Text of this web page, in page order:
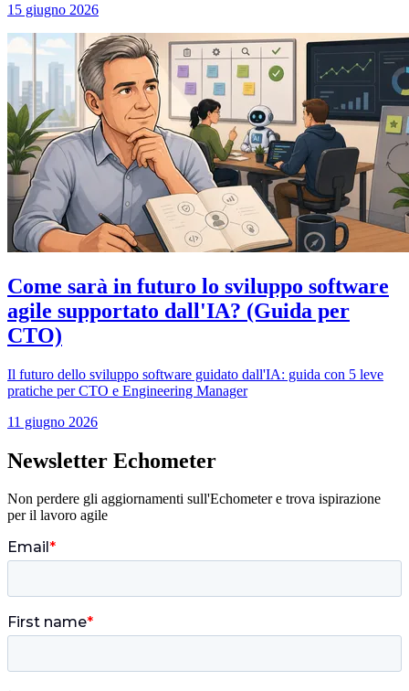
15 giugno 2026
Come sarà in futuro lo sviluppo software
agile supportato dall'IA? (Guida per
CTO)
Il futuro dello sviluppo software guidato dall'IA: guida con 5 leve
pratiche per CTO e Engineering Manager
11 giugno 2026
Newsletter Echometer
Non perdere gli aggiornamenti sull'Echometer e trova ispirazione
per il lavoro agile